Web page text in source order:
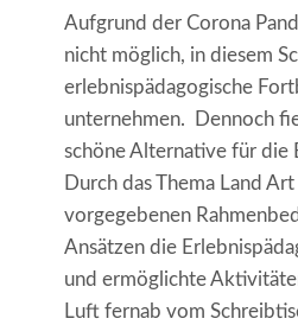
Aufgrund der Corona
nicht möglich, in diesem
erlebnispädagogische
unternehmen. Dennoch
schöne Alternative für die
Durch das Thema Land
vorgegebenen
Ansätzen die
und ermöglichte
Luft fernab vom